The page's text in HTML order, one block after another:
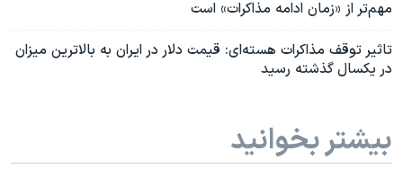
مهم‌تر از «زمان ادامه مذاکرات» است
تاثیر توقف مذاکرات هسته‌ای: قیمت دلار در ایران به بالاترین میزان
در یکسال گذشته رسید
بیشتر بخوانید